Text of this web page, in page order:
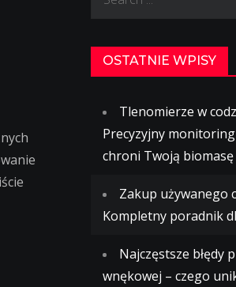
OSTATNIE WPISY
Tlenomierze w
Precyzyjny
chroni Twoją biomasę
Zakup używanego
Kompletny poradnik
Najczęstsze błędy
wnękowej – czego